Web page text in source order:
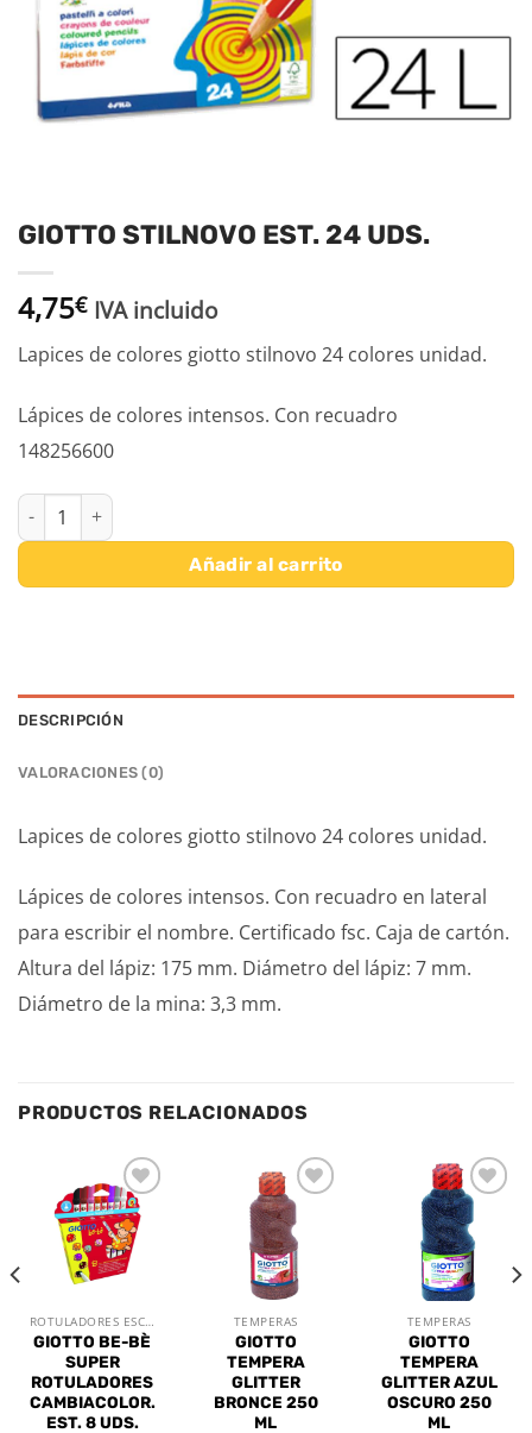
GIOTTO STILNOVO EST. 24 UDS.
4,75€ IVA incluido
Lapices de colores giotto stilnovo 24 colores unidad.
Lápices de colores intensos. Con recuadro
148256600
GIOTTO STILNOVO EST. 24 UDS. cantidad
Añadir al carrito
DESCRIPCIÓN
VALORACIONES (0)
Lapices de colores giotto stilnovo 24 colores unidad.
Lápices de colores intensos. Con recuadro en lateral
para escribir el nombre. Certificado fsc. Caja de cartón.
Altura del lápiz: 175 mm. Diámetro del lápiz: 7 mm.
Diámetro de la mina: 3,3 mm.
PRODUCTOS RELACIONADOS
Añadir
a la
lista de
deseos
ROTULADORES ESCOLARES
GIOTTO BE-BÈ
SUPER
ROTULADORES
CAMBIACOLOR.
EST. 8 UDS.
Añadir
a la
lista de
deseos
TEMPERAS
GIOTTO
TEMPERA
GLITTER
BRONCE 250
ML
Añadir
a la
lista de
deseos
TEMPERAS
GIOTTO
TEMPERA
GLITTER AZUL
OSCURO 250
ML